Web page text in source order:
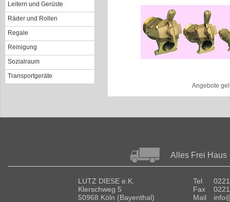
Leitern und Gerüste
Räder und Rollen
Regale
Reinigung
Sozialraum
Transportgeräte
Angebote
Alles Frei Haus
LUTZ DIESE e.K.
Klerschweg 5
50968 Köln (Bayenthal)
Tel
Fax
Mail